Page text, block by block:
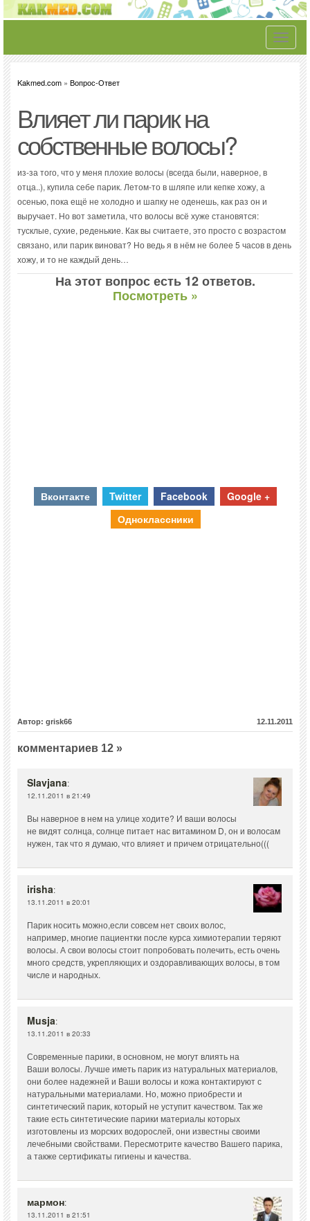
Toggle
Kakmed.com » Вопрос-Ответ
Влияет ли парик на
собственные волосы?
из-за того, что у меня плохие волосы (всегда были, наверное, в
отца..), купила себе парик. Летом-то в шляпе или кепке хожу, а
осенью, пока ещё не холодно и шапку не оденешь, как раз он и
выручает. Но вот заметила, что волосы всё хуже становятся:
тусклые, сухие, реденькие. Как вы считаете, это просто с возрастом
связано, или парик виноват? Но ведь я в нём не более 5 часов в день
хожу, и то не каждый день…
На этот вопрос есть 12 ответов.
Посмотреть »
Вконтакте Twitter Facebook
Google +
Одноклассники
Автор: grisk66 12.11.2011
комментариев 12 »
Slavjana:
12.11.2011 в 21:49
Вы наверное в нем на улице ходите? И ваши волосы
не видят солнца, солнце питает нас витамином D, он и волосам
нужен, так что я думаю, что влияет и причем отрицательно(((
irisha:
13.11.2011 в 20:01
Парик носить можно,если совсем нет своих волос,
например, многие пациентки после курса химиотерапии теряют
волосы. А свои волосы стоит попробовать полечить, есть очень
много средств, укрепляющих и оздоравливающих волосы, в том
числе и народных.
Musja:
13.11.2011 в 20:33
Современные парики, в основном, не могут влиять на
Ваши волосы. Лучше иметь парик из натуральных материалов,
они более надежней и Ваши волосы и кожа контактируют с
натуральными материалами. Но, можно приобрести и
синтетический парик, который не уступит качеством. Так же
такие есть синтетические парики материалы которых
изготовлены из морских водорослей, они известны своими
лечебными свойствами. Пересмотрите качество Вашего парика,
а также сертификаты гигиены и качества.
мармон:
13.11.2011 в 21:51